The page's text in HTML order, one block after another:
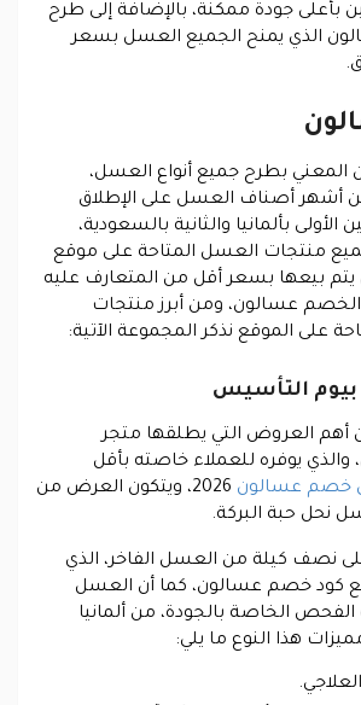
بأعلى جودة ممكنة، بالإضافة إلى طرح
الذي يمنح الجميع العسل بسعر
المعني بطرح جميع أنواع العسل،
أشهر أصناف العسل على الإطلاق
الأولى بألمانيا والثانية بالسعودية،
جميع منتجات العسل المتاحة على موقع
يتم بيعها بسعر أقل من المتعارف عليه
عسالون، ومن أبرز منتجات
على الموقع نذكر المجموعة الآتية:
التأسيس
أهم العروض التي يطلقها متجر
والذي يوفره للعملاء خاصته بأقل
خصم عسالون
2026، ويتكون العرض من
نحل حبة البركة.
نصف كيلة من العسل الفاخر، الذي
كود خصم عسالون، كما أن العسل
الخاصة بالجودة، من ألمانيا
هذا النوع ما يلي: